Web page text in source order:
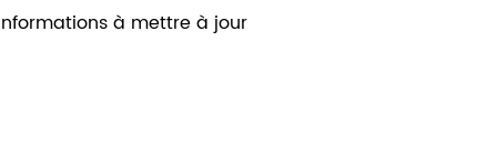
à mettre à jour